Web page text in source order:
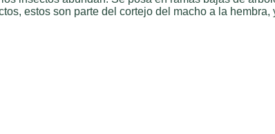
estos son parte del cortejo del macho a la